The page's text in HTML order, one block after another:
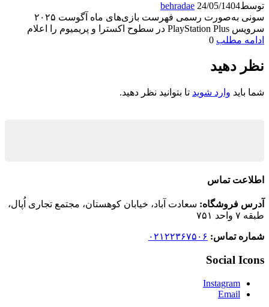
توسط behradae 24/05/1404
سونی به‌صورت رسمی فهرست بازی‌های ماه آگوست ۲۰۲۵
سرویس PlayStation Plus در سطوح اکسترا و پریمیوم را اعلام
ادامه مطلب 0
نظر دهید
شما باید وارد شوید تا بتوانید نظر دهید.
اطلاعت تماس
آدرس فروشگاه: سعادت آباد، خیابان کوهستان، مجتمع تجاری اُپال،
طبقه ۷ واحد ۷۵۱
شماره تماس: ۰۲۱۲۲۳۶۷۵۰۶
Social Icons
Instagram
Email